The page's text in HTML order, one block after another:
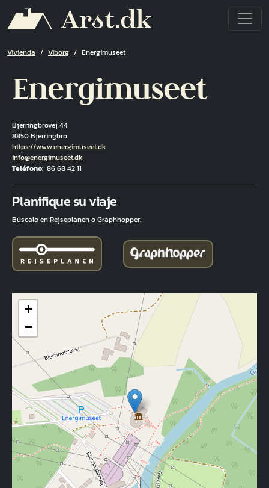
Ruta de navegación
Vivienda Viborg Energimuseet
Energimuseet
Bjerringbrovej 44
8850 Bjerringbro
Hjemmeside
https://www.energimuseet.dk
Correo electrónico
info@energimuseet.dk
Teléfono 86 68 42 11
Planifique su viaje
Búscalo en Rejseplanen o Graphhopper.
+
−